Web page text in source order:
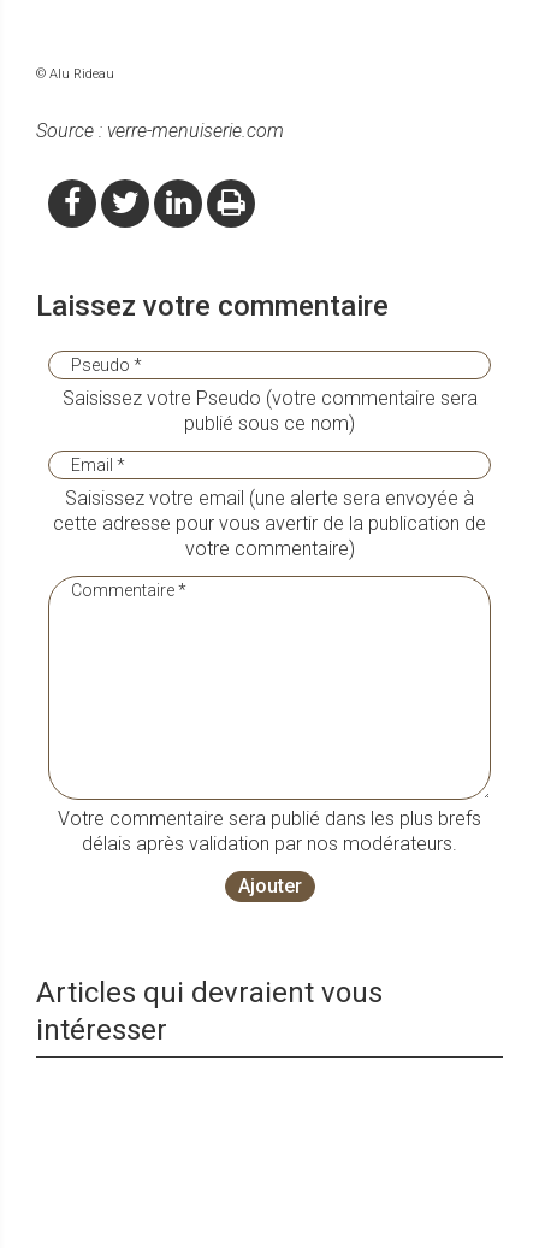
© Alu Rideau
Source : verre-menuiserie.com
Laissez votre commentaire
Saisissez votre Pseudo (votre commentaire sera
publié sous ce nom)
Saisissez votre email (une alerte sera envoyée à
cette adresse pour vous avertir de la publication de
votre commentaire)
Votre commentaire sera publié dans les plus brefs
délais après validation par nos modérateurs.
Ajouter
Articles qui devraient vous
intéresser